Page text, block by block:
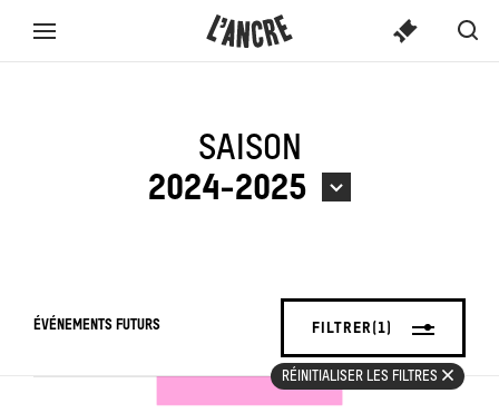
CONTENU
L’ANCRE
Menu
complet
TICKETS
la
SAISON
2024-2025
FILTRER (1)
RÉINITIALISER LES FILTRES
ÉVÉNEMENTS FUTURS